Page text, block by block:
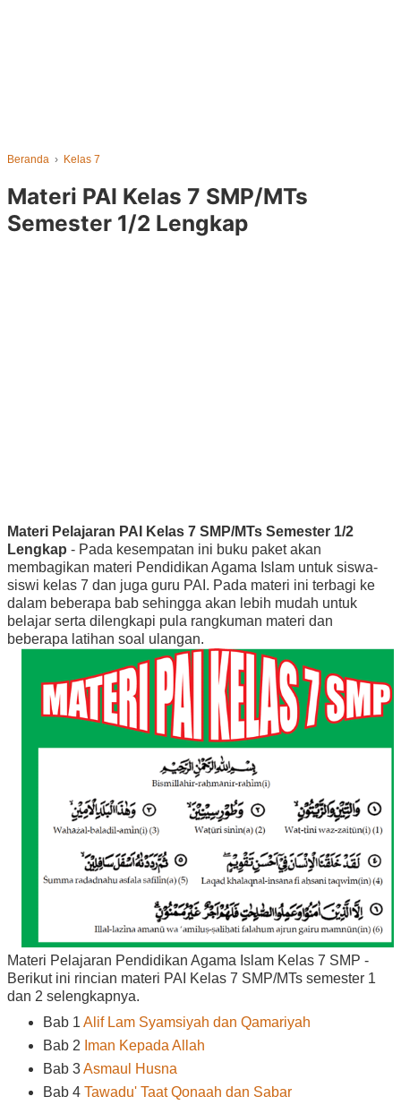
Beranda › Kelas 7
Materi PAI Kelas 7 SMP/MTs
Semester 1/2 Lengkap
Materi Pelajaran PAI Kelas 7 SMP/MTs Semester 1/2
Lengkap - Pada kesempatan ini buku paket akan
membagikan materi Pendidikan Agama Islam untuk siswa-
siswi kelas 7 dan juga guru PAI. Pada materi ini terbagi ke
dalam beberapa bab sehingga akan lebih mudah untuk
belajar serta dilengkapi pula rangkuman materi dan
beberapa latihan soal ulangan.
Materi Pelajaran Pendidikan Agama Islam Kelas 7 SMP -
Berikut ini rincian materi PAI Kelas 7 SMP/MTs semester 1
dan 2 selengkapnya.
Bab 1 Alif Lam Syamsiyah dan Qamariyah
Bab 2 Iman Kepada Allah
Bab 3Asmaul Husna
Bab 4 Tawadu' Taat Qonaah dan Sabar